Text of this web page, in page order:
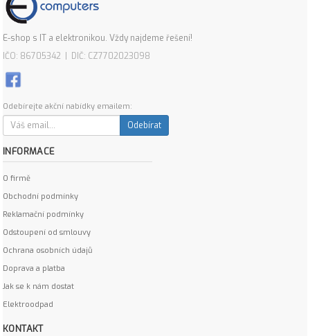
E-shop s IT a elektronikou. Vždy najdeme řešení!
IČO: 86705342 | DIČ: CZ7702023098
Odebírejte akční nabídky emailem:
Odebírat
INFORMACE
O firmě
Obchodní podmínky
Reklamační podmínky
Odstoupení od smlouvy
Ochrana osobních údajů
Doprava a platba
Jak se k nám dostat
Elektroodpad
KONTAKT